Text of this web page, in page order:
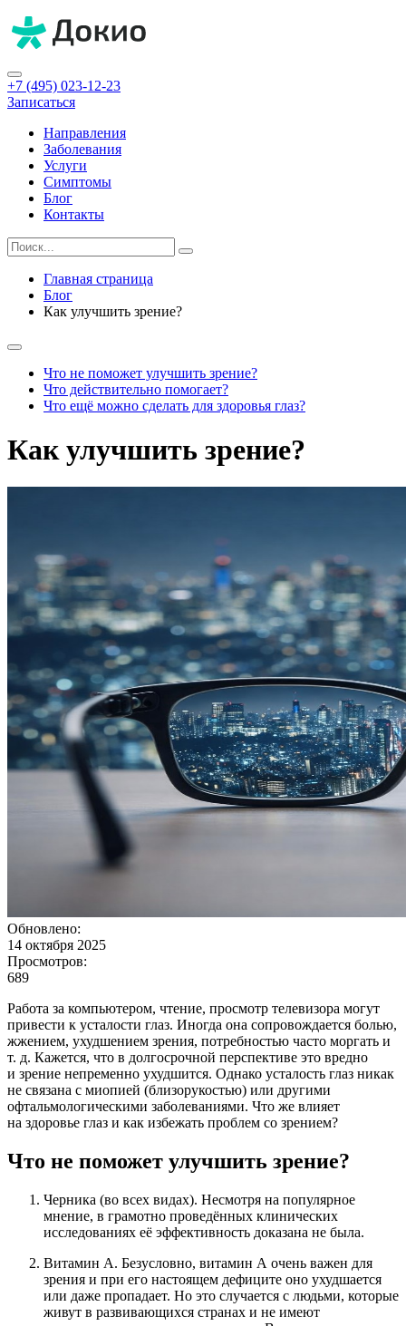
+7 (495) 023-12-23
Записаться
Направления
Заболевания
Услуги
Симптомы
Блог
Контакты
Главная страница
Блог
Как улучшить зрение?
Что не поможет улучшить зрение?
Что действительно помогает?
Что ещё можно сделать для здоровья глаз?
Как улучшить зрение?
Обновлено:
14 октября 2025
Просмотров:
689
Работа за компьютером, чтение, просмотр телевизора могут
привести к усталости глаз. Иногда она сопровождается болью,
жжением, ухудшением зрения, потребностью часто моргать и
т. д. Кажется, что в долгосрочной перспективе это вредно
и зрение непременно ухудшится. Однако усталость глаз никак
не связана с миопией (близорукостью) или другими
офтальмологическими заболеваниями. Что же влияет
на здоровье глаз и как избежать проблем со зрением?
Что не поможет улучшить зрение?
Черника (во всех видах). Несмотря на популярное
мнение, в грамотно проведённых клинических
исследованиях её эффективность доказана не была.
Витамин A. Безусловно, витамин A очень важен для
зрения и при его настоящем дефиците оно ухудшается
или даже пропадает. Но это случается с людьми, которые
живут в развивающихся странах и не имеют